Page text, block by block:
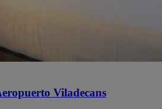
Viladecans